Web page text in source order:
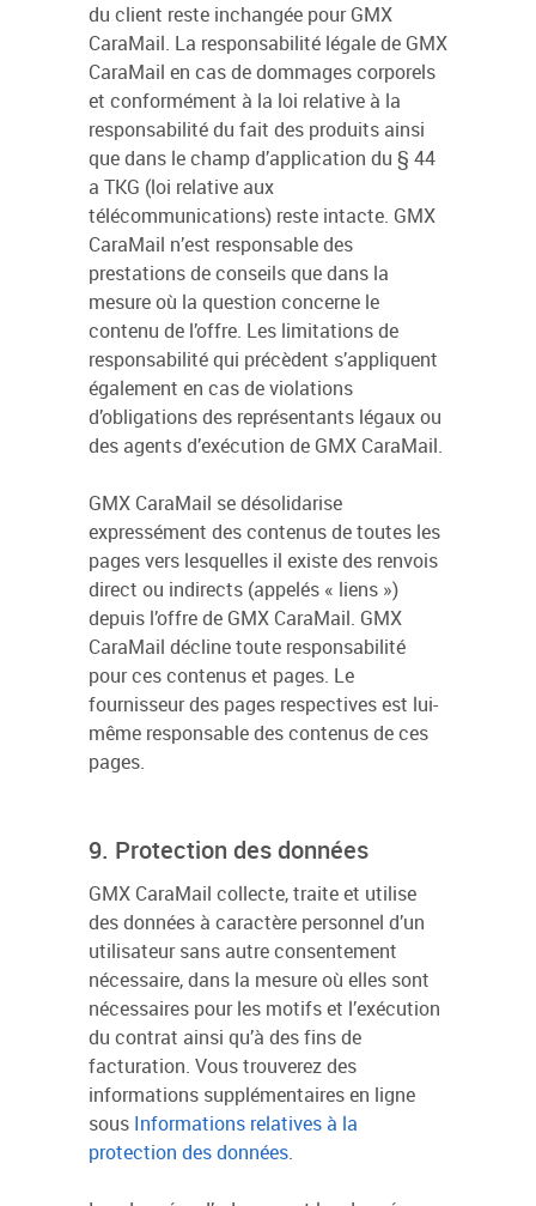
du client reste inchangée pour GMX
CaraMail. La responsabilité légale de GMX
CaraMail en cas de dommages corporels
et conformément à la loi relative à la
responsabilité du fait des produits ainsi
que dans le champ d’application du § 44
a TKG (loi relative aux
télécommunications) reste intacte. GMX
CaraMail n’est responsable des
prestations de conseils que dans la
mesure où la question concerne le
contenu de l’offre. Les limitations de
responsabilité qui précèdent s’appliquent
également en cas de violations
d’obligations des représentants légaux ou
des agents d’exécution de GMX CaraMail.
GMX CaraMail se désolidarise
expressément des contenus de toutes les
pages vers lesquelles il existe des renvois
direct ou indirects (appelés « liens »)
depuis l’offre de GMX CaraMail. GMX
CaraMail décline toute responsabilité
pour ces contenus et pages. Le
fournisseur des pages respectives est lui-
même responsable des contenus de ces
pages.
9. Protection des données
GMX CaraMail collecte, traite et utilise
des données à caractère personnel d’un
utilisateur sans autre consentement
nécessaire, dans la mesure où elles sont
nécessaires pour les motifs et l’exécution
du contrat ainsi qu’à des fins de
facturation. Vous trouverez des
informations supplémentaires en ligne
sous Informations relatives à la
protection des données.